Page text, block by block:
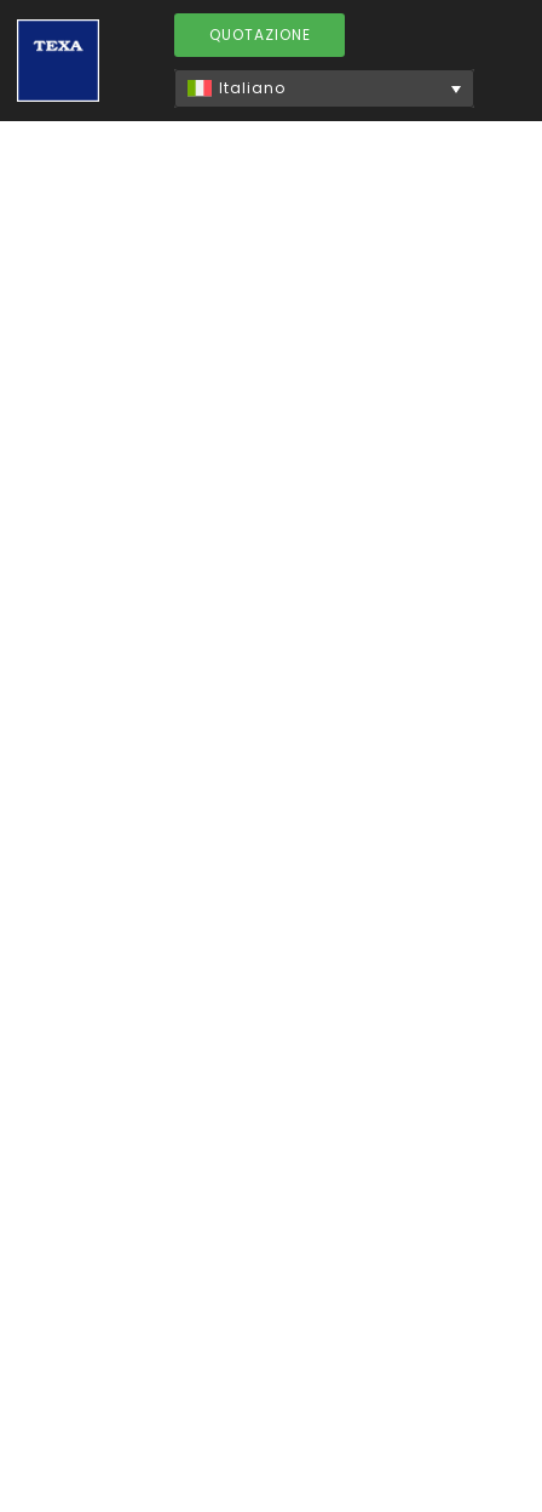
QUOTAZIONE
Italiano